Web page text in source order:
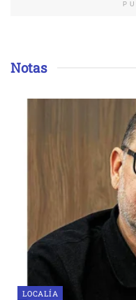
Notas
LOCALÍA